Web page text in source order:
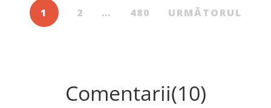
1 2 … 480 URMĂTORUL
Comentarii(10)